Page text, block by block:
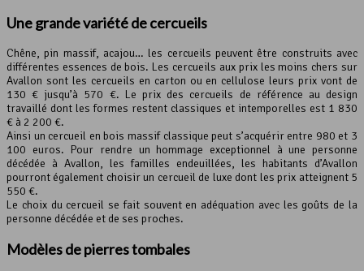
Une grande variété de cercueils
Chêne, pin massif, acajou… les cercueils peuvent être construits avec
différentes essences de bois. Les cercueils aux prix les moins chers sur
Avallon sont les cercueils en carton ou en cellulose leurs prix vont de
130 € jusqu’à 570 €. Le prix des cercueils de référence au design
travaillé dont les formes restent classiques et intemporelles est 1 830
€ à 2 200 €.
Ainsi un cercueil en bois massif classique peut s’acquérir entre 980 et 3
100 euros. Pour rendre un hommage exceptionnel à une personne
décédée à Avallon, les familles endeuillées, les habitants d’Avallon
pourront également choisir un cercueil de luxe dont les prix atteignent 5
550 €.
Le choix du cercueil se fait souvent en adéquation avec les goûts de la
personne décédée et de ses proches.
Modèles de pierres tombales